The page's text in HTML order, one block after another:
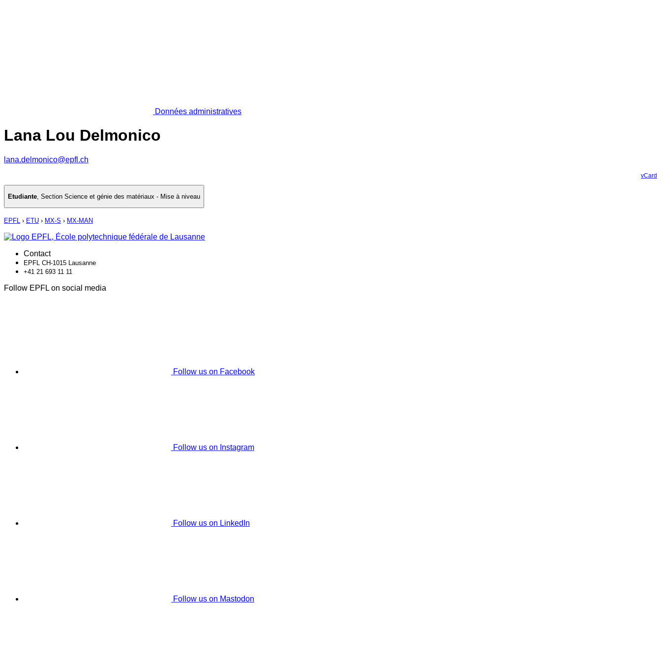
Données administratives
Lana Lou Delmonico
lana.delmonico@epfl.ch
vCard
Etudiante, Section Science et génie des matériaux - Mise à niveau
EPFL › ETU › MX-S › MX-MAN
Contact
EPFL CH-1015 Lausanne
+41 21 693 11 11
Follow EPFL on social media
Follow us on Facebook
Follow us on Instagram
Follow us on LinkedIn
Follow us on Mastodon